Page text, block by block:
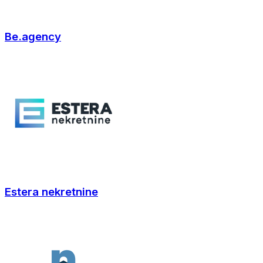
Be.agency
Estera nekretnine